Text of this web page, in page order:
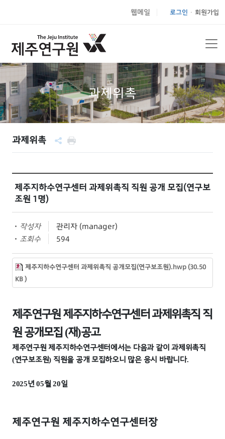
웹메일 로그인 회원가입
과제위촉
과제위촉
제주지하수연구센터 과제위촉직 직원 공개 모집(연구보
조원 1명)
작성자
관리자 (manager)
조회수
594
제주지하수연구센터 과제위촉직 공개모집(연구보조원).hwp (30.50
KB )
제주연구원 제주지하수연구센터 과제위촉직 직
원 공개모집 (재)공고
제주연구원 제주지하수연구센터에서는 다음과 같이 과제위촉직
(연구보조원) 직원을 공개 모집하오니 많은 응시 바랍니다.
2025년05월20일
제주연구원 제주지하수연구센터장